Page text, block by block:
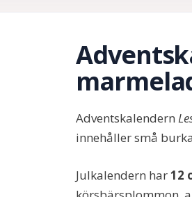
Adventskalendern
innehåller små
Julkalendern har12